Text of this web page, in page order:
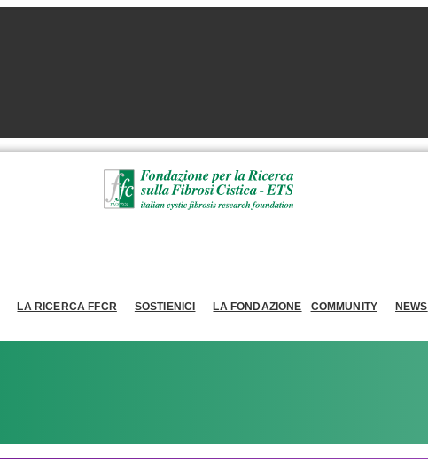
LA RICERCA FFCR SOSTIENICI LA FONDAZIONE COMMUNITY NEWS